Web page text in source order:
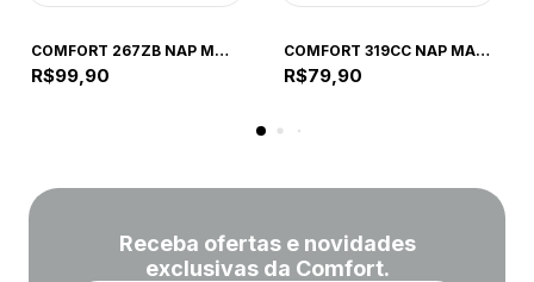
COMFORT 267ZB NAP MAD CAPUCCINO 267ZB CAPUCCINO
R$99,90
COMFORT 319CC NAP MAD OFF WHITE 319CC OFF WHITE
R$79,90
Receba ofertas e novidades
exclusivas da Comfort.